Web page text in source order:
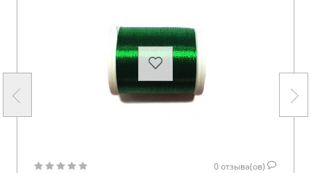
0отзыва(ов)